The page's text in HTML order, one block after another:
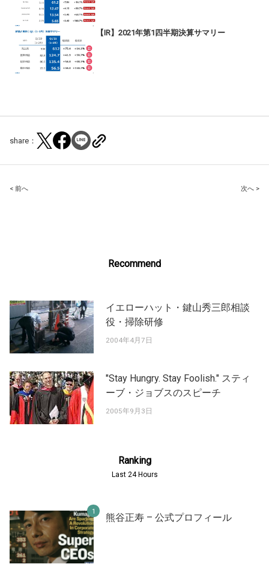
【IR】2021年第1四半期決算サマリー
share：
Post
< 前へ 次へ >
Recommend
イエローハット・鍵山秀三郎相談
役・掃除研修
2004年4月7日
"Stay Hungry. Stay Foolish." スティ
ーブ・ジョブスのスピーチ
2005年9月3日
Ranking
Last 24 Hours
熊谷正寿 – 公式プロフィール